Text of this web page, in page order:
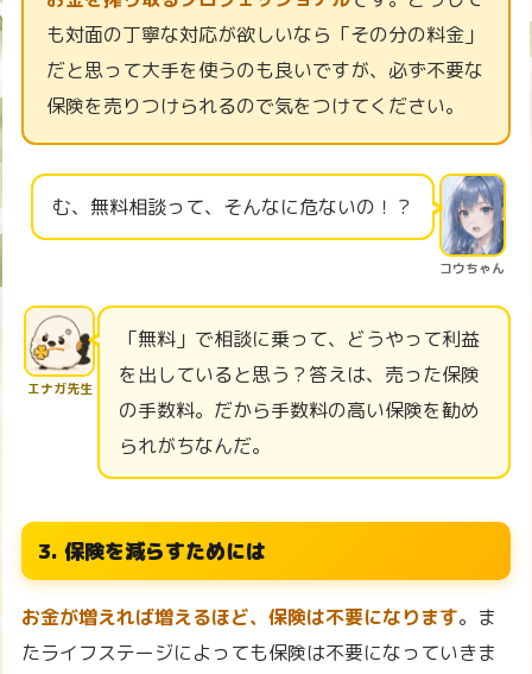
も対面の丁寧な対応が欲しいなら「その分の料金」
だと思って大手を使うのも良いですが、必ず不要な
保険を売りつけられるので気をつけてください。
コウちゃん
む、無料相談って、そんなに危ないの！？
エナガ先生
「無料」で相談に乗って、どうやって利益
を出していると思う？答えは、売った保険
の手数料。だから手数料の高い保険を勧め
られがちなんだ。
3. 保険を減らすためには
お金が増えれば増えるほど、保険は不要になります。ま
たライフステージによっても保険は不要になっていきま